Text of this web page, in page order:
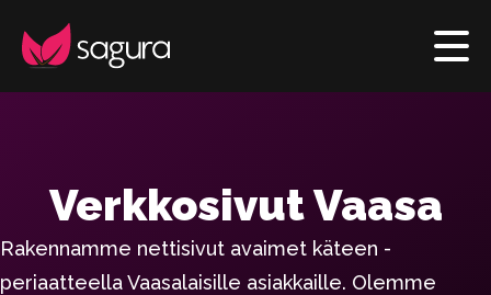
Verkkosivut Vaasa
Rakennamme nettisivut avaimet käteen -
periaatteella Vaasalaisille asiakkaille. Olemme